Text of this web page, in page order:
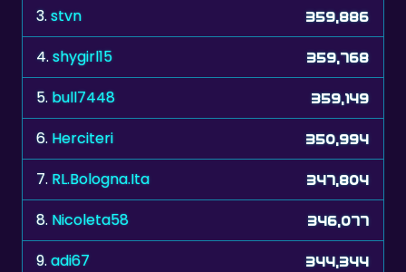
3.stvn 359,886
4.shygirl15 359,768
5. bull7448 359,149
6. Herciteri 350,994
7. RL.Bologna.Ita 347,804
8. Nicoleta58 346,077
9.adi67 344,344